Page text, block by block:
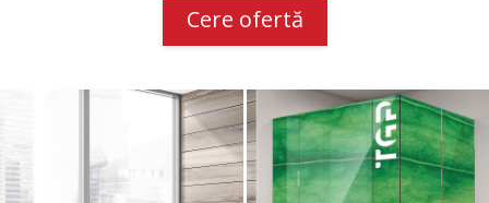
Cere ofertă